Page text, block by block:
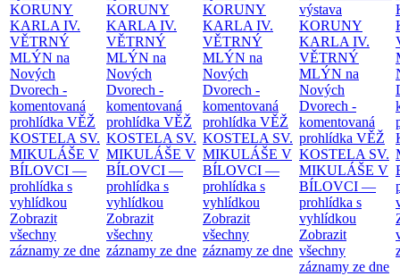
KORUNY
KARLA IV.
VĚTRNÝ
MLÝN na
Nových
Dvorech -
komentovaná
prohlídka VĚŽ
KOSTELA SV.
MIKULÁŠE V
BÍLOVCI —
prohlídka s
vyhlídkou
Zobrazit
všechny
záznamy ze dne
KORUNY
KARLA IV.
VĚTRNÝ
MLÝN na
Nových
Dvorech -
komentovaná
prohlídka VĚŽ
KOSTELA SV.
MIKULÁŠE V
BÍLOVCI —
prohlídka s
vyhlídkou
Zobrazit
všechny
záznamy ze dne
KORUNY
KARLA IV.
VĚTRNÝ
MLÝN na
Nových
Dvorech -
komentovaná
prohlídka VĚŽ
KOSTELA SV.
MIKULÁŠE V
BÍLOVCI —
prohlídka s
vyhlídkou
Zobrazit
všechny
záznamy ze dne
výstava
KORUNY
KARLA IV.
VĚTRNÝ
MLÝN na
Nových
Dvorech -
komentovaná
prohlídka VĚŽ
KOSTELA SV.
MIKULÁŠE V
BÍLOVCI —
prohlídka s
vyhlídkou
Zobrazit
všechny
záznamy ze dne